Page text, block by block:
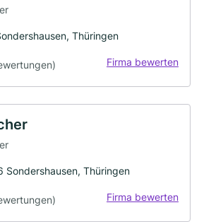
Thüringen
Firma bewerten
Sondershausen, Thüringen
Firma bewerten